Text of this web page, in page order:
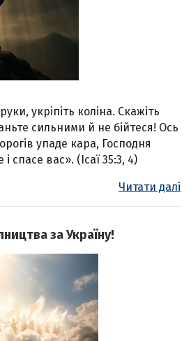
укріпіть коліна. Скажіть
сильними й не бійтеся! Ось
упаде кара, Господня
спасе вас». (Ісаї 35:3, 4)
Читати далі
за Україну!